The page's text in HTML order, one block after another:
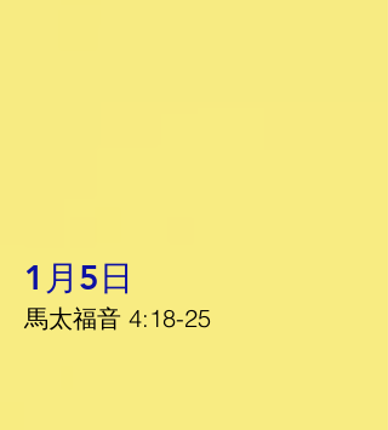
1月5日
馬太福音 4:18-25